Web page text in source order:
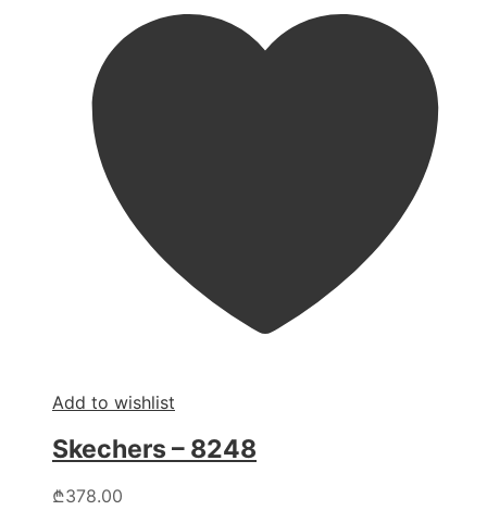
Add to wishlist
Skechers – 8248
₾378.00